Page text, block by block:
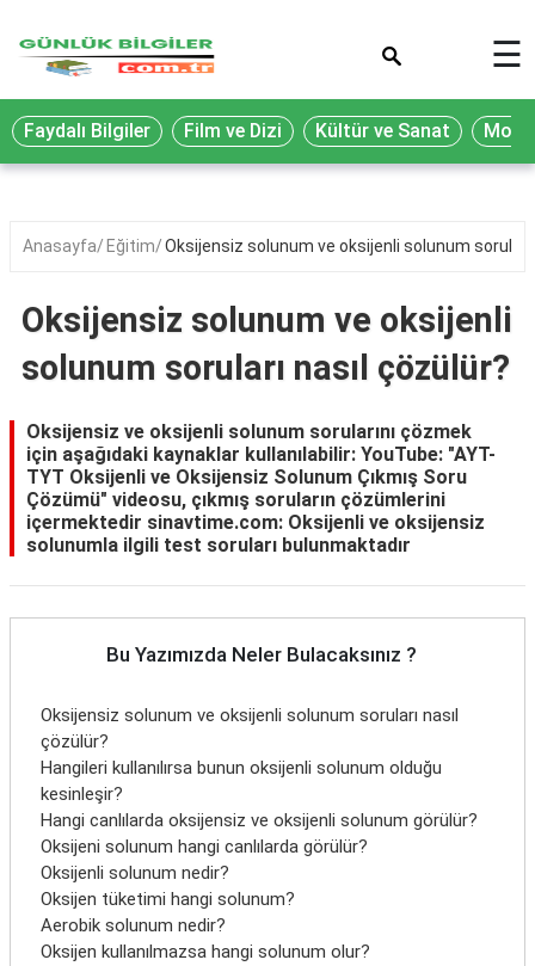
Eğitim
Ekonomi
Seyahat
Oyun
Yaşam
Hukuk
Blog
☰
Faydalı Bilgiler Film ve Dizi Kültür ve Sanat
Anasayfa Eğitim Oksijensiz solunum ve oksijenli solunum soruları
Oksijensiz solunum ve oksijenli
solunum soruları nasıl çözülür?
Oksijensiz ve oksijenli solunum sorularını çözmek
için aşağıdaki kaynaklar kullanılabilir: YouTube: "AYT-
TYT Oksijenli ve Oksijensiz Solunum Çıkmış Soru
Çözümü" videosu, çıkmış soruların çözümlerini
içermektedir sinavtime.com: Oksijenli ve oksijensiz
solunumla ilgili test soruları bulunmaktadır
Bu Yazımızda Neler Bulacaksınız ?
Oksijensiz solunum ve oksijenli solunum soruları nasıl
çözülür?
Hangileri kullanılırsa bunun oksijenli solunum olduğu
kesinleşir?
Hangi canlılarda oksijensiz ve oksijenli solunum görülür?
Oksijeni solunum hangi canlılarda görülür?
Oksijenli solunum nedir?
Oksijen tüketimi hangi solunum?
Aerobik solunum nedir?
Oksijen kullanılmazsa hangi solunum olur?